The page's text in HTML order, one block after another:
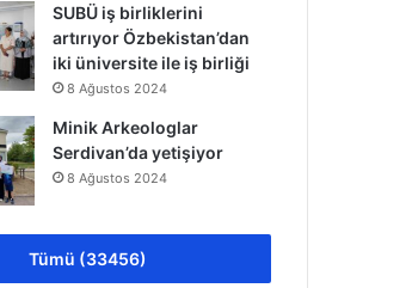
SUBÜ iş birliklerini
artırıyor Özbekistan’dan
iki üniversite ile iş birliği
8 Ağustos 2024
Minik Arkeologlar
Serdivan’da yetişiyor
8 Ağustos 2024
Tümü (33456)